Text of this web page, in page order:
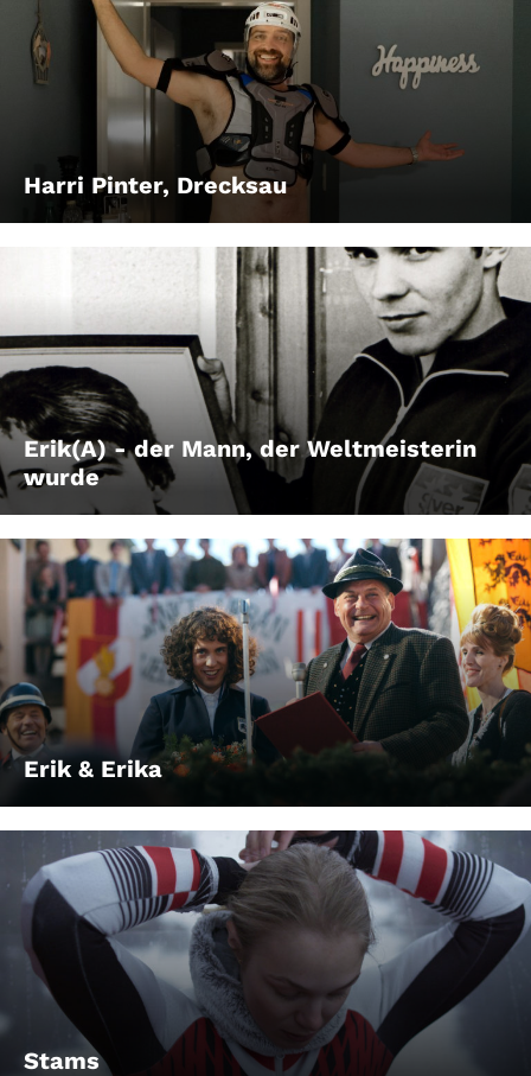
Harri Pinter, Drecksau
Erik(A) - der Mann, der Weltmeisterin
wurde
Erik & Erika
Stams